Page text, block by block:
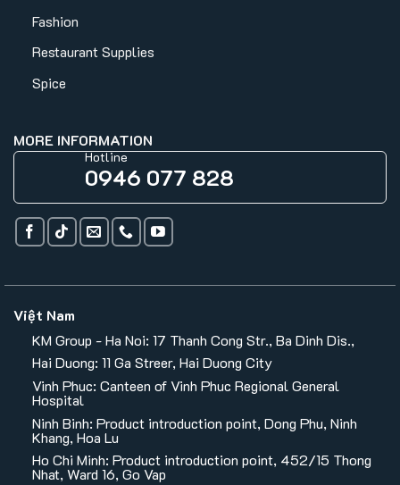
Fashion
Restaurant Supplies
Spice
MORE INFORMATION
Hotline
0946 077 828
Việt Nam
KM Group - Ha Noi: 17 Thanh Cong Str., Ba Dinh Dis.,
Hai Duong: 11 Ga Streer, Hai Duong City
Vinh Phuc: Canteen of Vinh Phuc Regional General
Hospital
Ninh Binh: Product introduction point, Dong Phu, Ninh
Khang, Hoa Lu
Ho Chi Minh: Product introduction point, 452/15 Thong
Nhat, Ward 16, Go Vap